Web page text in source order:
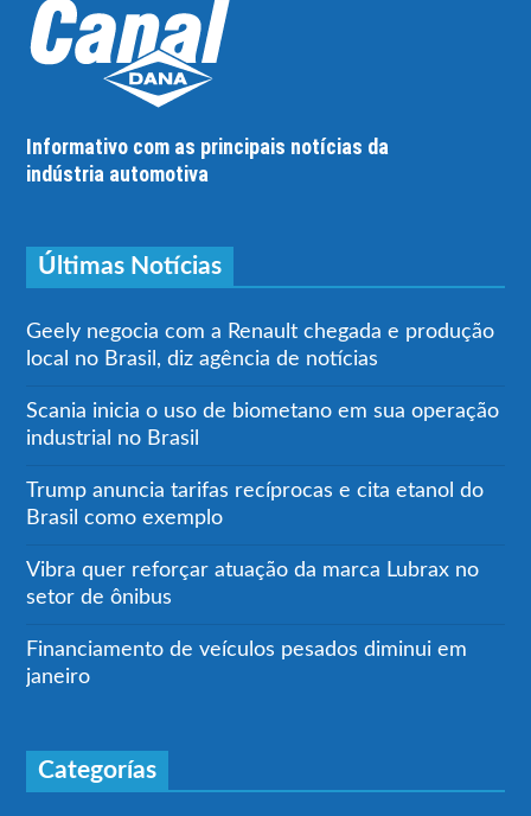
Informativo com as principais notícias da
indústria automotiva
Últimas Notícias
Geely negocia com a Renault chegada e produção
local no Brasil, diz agência de notícias
Scania inicia o uso de biometano em sua operação
industrial no Brasil
Trump anuncia tarifas recíprocas e cita etanol do
Brasil como exemplo
Vibra quer reforçar atuação da marca Lubrax no
setor de ônibus
Financiamento de veículos pesados diminui em
janeiro
Categorías